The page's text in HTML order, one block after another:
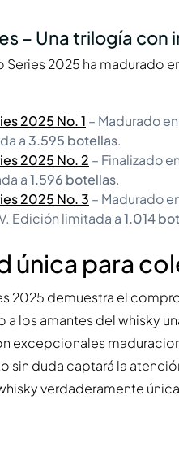
– Una trilogía
2025 ha madurado
2025 No. 1 – Madurado
a 3.595 botellas.
2025 No. 2 – Finalizado
a1.596 botellas.
2025 No. 3 – Madurado
Edición limitada a1.014
única para
2025 demuestra el
los amantes del whisky
excepcionales
sin duda captará la
verdaderamente